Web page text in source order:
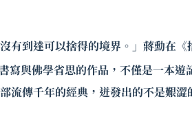
有到達可以捨得的境界。」蔣勳在
寫與佛學省思的作品，不僅是一本
流傳千年的經典，迸發出的不是艱